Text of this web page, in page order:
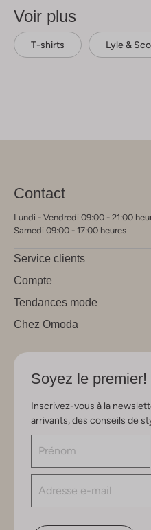
Voir plus
T-shirts Lyle &
Contact
Lundi - Vendredi 09:00 - 21:00
Samedi 09:00 - 17:00 heures
Service clients
Compte
Tendances mode
Chez Omoda
Soyez le premier!
Inscrivez-vous à la
arrivants, des conseils de